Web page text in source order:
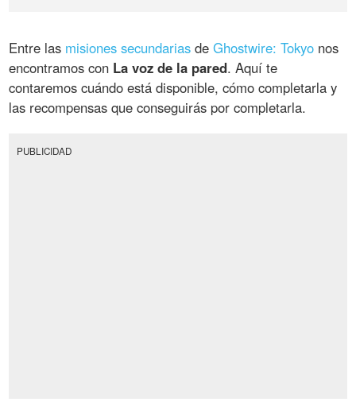
Entre las misiones secundarias deGhostwire: Tokyo nos
encontramos con La voz de la pared. Aquí te
contaremos cuándo está disponible, cómo completarla y
las recompensas que conseguirás por completarla.
PUBLICIDAD